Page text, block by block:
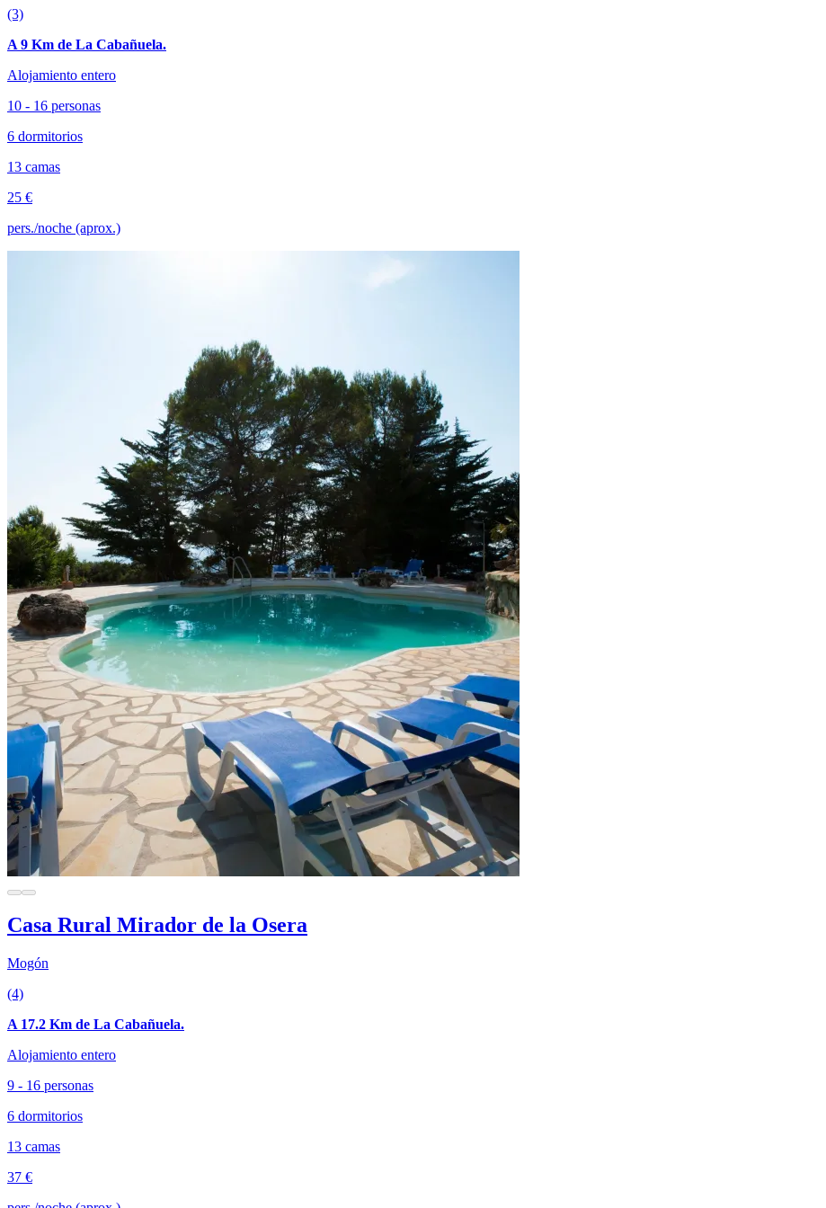
(3)
A 9 Km de La Cabañuela.
Alojamiento entero
10 - 16 personas
6 dormitorios
13 camas
25 €
pers./noche (aprox.)
Casa Rural Mirador de la Osera
Mogón
(4)
A 17.2 Km de La Cabañuela.
Alojamiento entero
9 - 16 personas
6 dormitorios
13 camas
37 €